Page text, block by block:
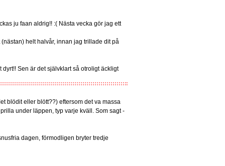
ju faan aldrig!! :( Nästa vecka gör jag ett
helt halvår, innan jag trillade dit på
Sen är det självklart så otroligt äckligt
blödit eller blött??) eftersom det va massa
under läppen, typ varje kväll. Som sagt -
dagen, förmodligen bryter tredje